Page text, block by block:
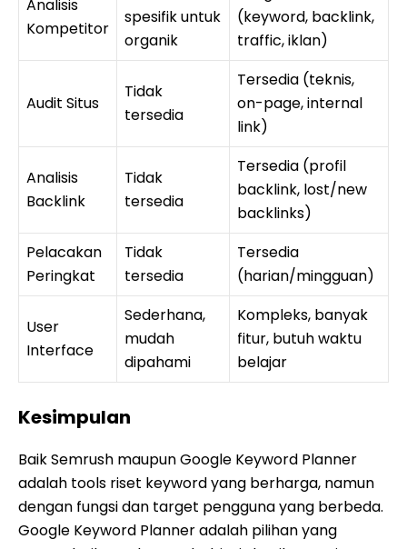
Analisis
Kompetitor
spesifik untuk
organik
(keyword, backlink,
traffic, iklan)
Audit Situs
Tidak
tersedia
Tersedia (teknis,
on-page, internal
link)
Analisis
Backlink
Tidak
tersedia
Tersedia (profil
backlink, lost/new
backlinks)
Pelacakan
Peringkat
Tidak
tersedia
Tersedia
(harian/mingguan)
User
Interface
Sederhana,
mudah
dipahami
Kompleks, banyak
fitur, butuh waktu
belajar
Kesimpulan
Baik Semrush maupun Google Keyword Planner
adalah tools riset keyword yang berharga, namun
dengan fungsi dan target pengguna yang berbeda.
Google Keyword Planner adalah pilihan yang